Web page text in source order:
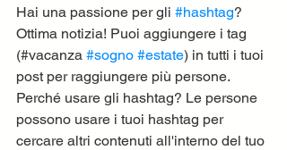
Hai una passione per gli #hashtag?
Ottima notizia! Puoi aggiungere i tag
(#vacanza #sogno #estate) in tutti i tuoi
post per raggiungere più persone.
Perché usare gli hashtag? Le persone
possono usare i tuoi hashtag per
cercare altri contenuti all'interno del tuo